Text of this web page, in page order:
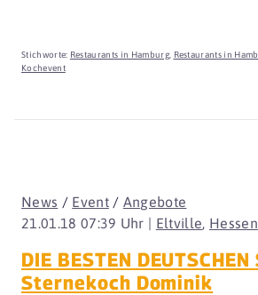
Stichworte: Restaurants in Hamburg, Restaurants in
Kochevent
21.01.18 07:39 Uhr | Eltville, Hessen
News / Event/ Angebote
DIE BESTEN DEUTSCHEN
Sternekoch Dominik